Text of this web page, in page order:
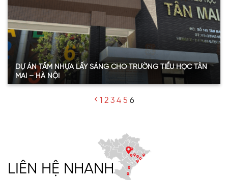
DỰ ÁN TẤM NHỰA LẤY SÁNG CHO TRƯỜNG TIỂU HỌC TÂN
MAI – HÀ NỘI
Tấm nhựa lấy sáng
1 2 3 4 5 6
LIÊN HỆ NHANH